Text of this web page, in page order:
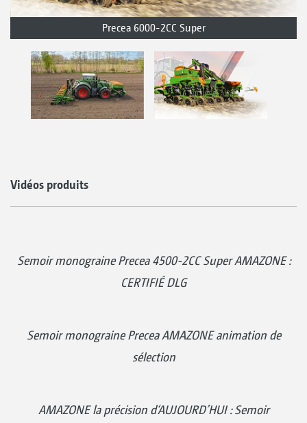
Precea 6000-2CC Super
Vidéos produits
Semoir monograine Precea 4500-2CC Super AMAZONE :
CERTIFIÉ DLG
Semoir monograine Precea AMAZONE animation de
sélection
AMAZONE la précision d‘AUJOURD’HUI : Semoir